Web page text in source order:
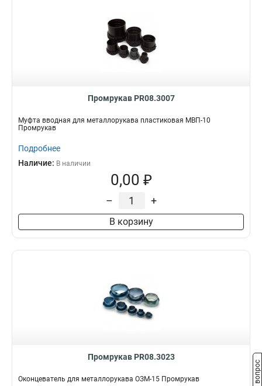
Промрукав PR08.3007
Муфта вводная для металлорукава пластиковая МВП-10
Промрукав
Подробнее
Наличие: В наличии
0,00 ₽
– +
В корзину
Промрукав PR08.3023
Оконцеватель для металлорукава ОЗМ-15 Промрукав